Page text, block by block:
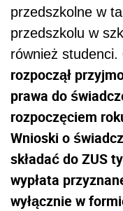
przedszkolne w
przedszkolu w
również studenci.
rozpoczął
prawa do
rozpoczęciem
Wnioski o
składać do ZUS
wypłata
wyłącznie w